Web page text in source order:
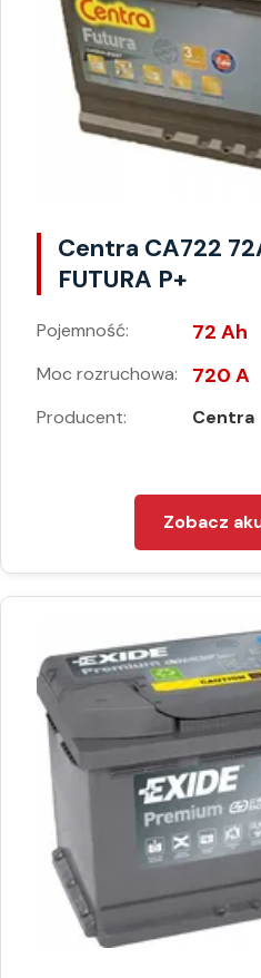
Centra CA722
FUTURA P+
Pojemność: 72 Ah
Moc rozruchowa: 720 A
Producent: Centra
Zobacz